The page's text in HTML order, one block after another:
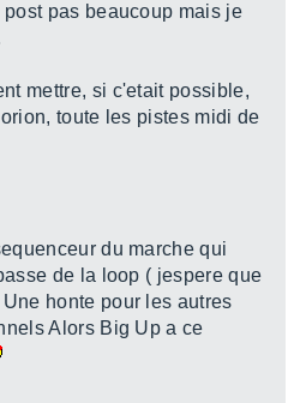
pas beaucoup mais je
mettre, si c'etait possible,
toute les pistes midi de
du marche qui
de la loop ( jespere que
honte pour les autres
Alors Big Up a ce